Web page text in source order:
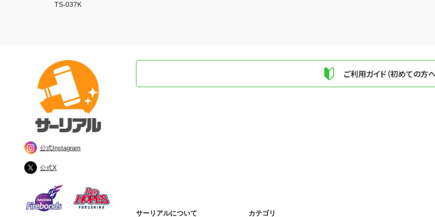
TS-037K
公式Instagram
公式X
ご利用ガイド（初めての方
サーリアルについて カテゴリ